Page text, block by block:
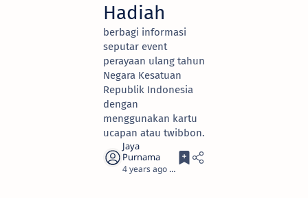
Hadiah
berbagi informasi
seputar event
perayaan ulang tahun
Negara Kesatuan
Republik Indonesia
dengan
menggunakan kartu
ucapan atau twibbon.
4 years ago 1